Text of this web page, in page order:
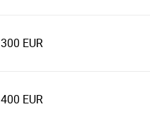
300 EUR
400 EUR